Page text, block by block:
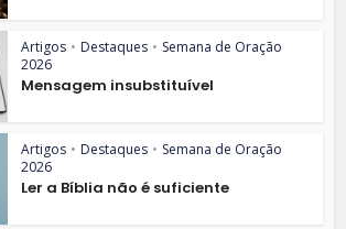
Artigos • Destaques • Semana de Oração
2026
Mensagem insubstituível
Artigos • Destaques • Semana de Oração
2026
Ler a Bíblia não é suficiente